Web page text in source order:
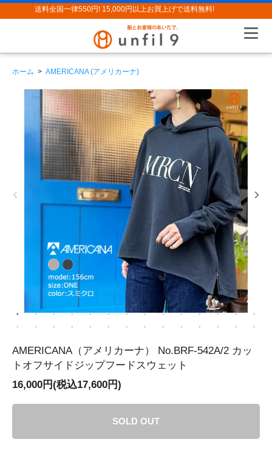
送料全国一律550円! 15,000円以上お買上げで送料無料!
ホーム > AMERICANA (アメリカーナ)
AMERICANA（アメリカーナ） No.BRF-542A/2 カッ
トオフサイドジップフードスウェット
16,000円(税込17,600円)
SOLD OUT